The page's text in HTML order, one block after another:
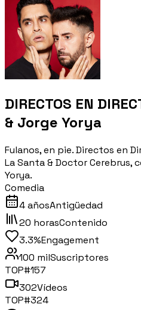
DIRECTOS EN
& Jorge Yorya
Fulanos, en pie. Directos en
La Santa & Doctor Cerebrus,
Yorya.
Comedia
4 añosAntigüedad
20 horasContenido
3.3%Engagement
100 milSuscriptores
TOP#157
302Vídeos
TOP#324